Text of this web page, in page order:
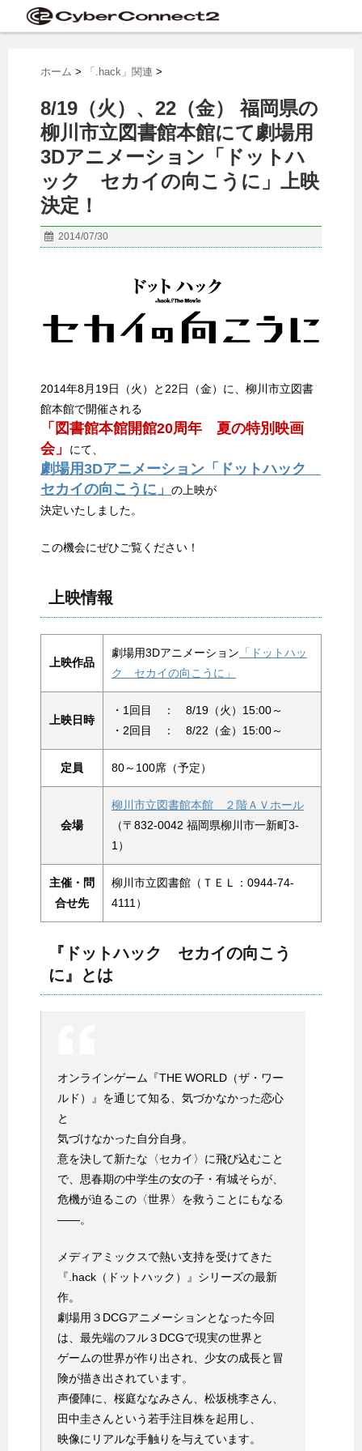
ホーム > 「.hack」関連 >
8/19（火）、22（金） 福岡県の
柳川市立図書館本館にて劇場用
3Dアニメーション「ドットハ
ック セカイの向こうに」上映
決定！
2014/07/30
2014年8月19日（火）と22日（金）に、柳川市立図書
館本館で開催される
「図書館本館開館20周年 夏の特別映画
会」
にて、
劇場用3Dアニメーション「ドットハック
セカイの向こうに」
の上映が
決定いたしました。
この機会にぜひご覧ください！
上映情報
上映作品
劇場用3Dアニメーション 「ドットハッ
ク セカイの向こうに」
上映日時
・1回目 ： 8/19（火）15:00～
・2回目 ： 8/22（金）15:00～
定員 80～100席（予定）
会場
柳川市立図書館本館 ２階ＡＶホール
（〒832-0042 福岡県柳川市一新町3-
1）
主催・問
合せ先
柳川市立図書館（ＴＥＬ：0944-74-
4111）
『ドットハック セカイの向こう
に』とは
オンラインゲーム『THE WORLD（ザ・ワー
ルド）』を通じて知る、気づかなかった恋心
と
気づけなかった自分自身。
意を決して新たな〈セカイ〉に飛び込むこと
で、思春期の中学生の女の子・有城そらが、
危機が迫るこの〈世界〉を救うことにもなる
――。
メディアミックスで熱い支持を受けてきた
『.hack（ドットハック）』シリーズの最新
作。
劇場用３DCGアニメーションとなった今回
は、最先端のフル３DCGで現実の世界と
ゲームの世界が作り出され、少女の成長と冒
険が描き出されています。
声優陣に、桜庭ななみさん、松坂桃李さん、
田中圭さんという若手注目株を起用し、
映像にリアルな手触りを与えています。